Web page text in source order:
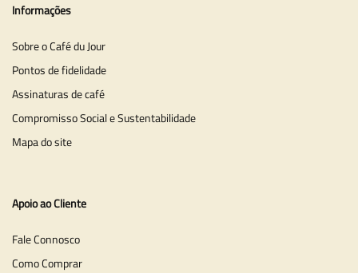
Informações
Sobre o Café du Jour
Pontos de fidelidade
Assinaturas de café
Compromisso Social e Sustentabilidade
Mapa do site
Apoio ao Cliente
Fale Connosco
Como Comprar